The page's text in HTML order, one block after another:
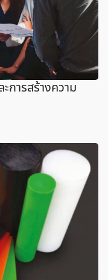
การสร้างความ